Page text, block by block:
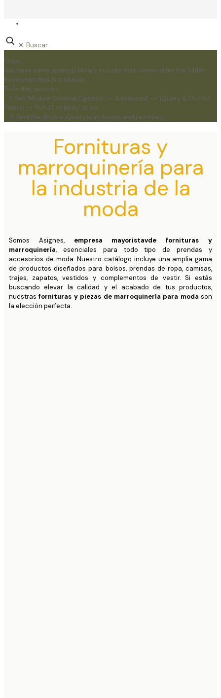
✕
Oops...
You have some jquery.js library include that comes after the Slider
Revolution files js inclusion.
To fix this, you can:
1. Set 'Module General Options' -> 'Advanced' -> 'jQuery & OutPut
Filters' -> 'Put JS to Body' to on
2. Find the double jQuery.js inclusion and remove it
Fornituras y
marroquinería para
la industria de la
moda
Somos Asignes, empresa mayoristavde fornituras y
marroquinería, esenciales para todo tipo de prendas y
accesorios de moda. Nuestro catálogo incluye una amplia gama
de productos diseñados para bolsos, prendas de ropa, camisas,
trajes, zapatos, vestidos y complementos de vestir. Si estás
buscando elevar la calidad y el acabado de tus productos,
nuestrasfornituras y piezas de marroquinería para moda son
la elección perfecta.